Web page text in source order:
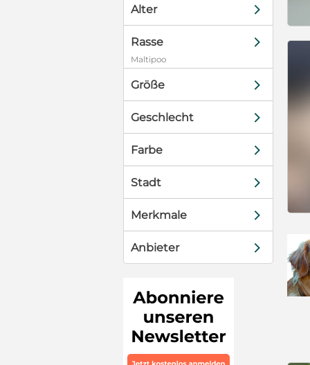
Alter d
Rasse d
Maltipoo
Größe d
Geschlecht d
Farbe d
Stadt d
Merkmale d
Anbieter d